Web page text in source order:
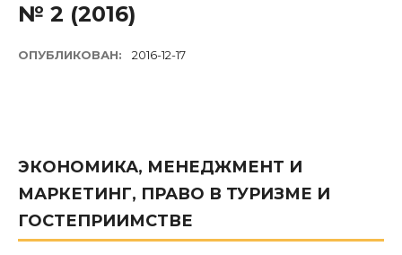
№ 2 (2016)
ОПУБЛИКОВАН: 2016-12-17
ЭКОНОМИКА, МЕНЕДЖМЕНТ И
МАРКЕТИНГ, ПРАВО В ТУРИЗМЕ И
ГОСТЕПРИИМСТВЕ